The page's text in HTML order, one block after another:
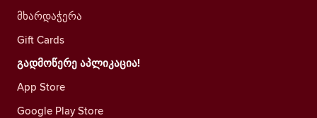
მხარდაჭერა
Gift Cards
გადმოწერე აპლიკაცია!
App Store
Google Play Store